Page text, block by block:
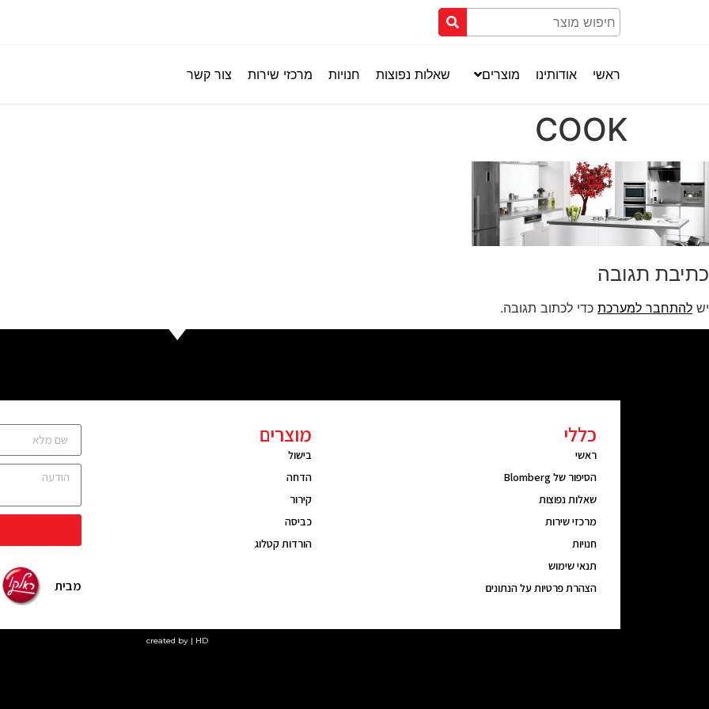
ראשי אודותינו מוצרים שאלות נפוצות חנויות מרכזי שירות צור קשר
COOK
כתיבת תגובה
יש להתחבר למערכת כדי לכתוב תגובה.
כללי
ראשי
הסיפור של Blomberg
שאלות נפוצות
מרכזי שירות
חנויות
תנאי שימוש
הצהרת פרטיות על הנתונים
מוצרים
בישול
הדחה
קירור
כביסה
הורדות קטלוג
מבית
created by | HD